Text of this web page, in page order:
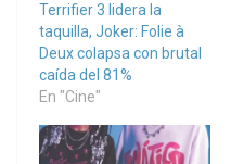
Terrifier 3 lidera la
taquilla, Joker: Folie à
Deux colapsa con brutal
caída del 81%
En "Cine"